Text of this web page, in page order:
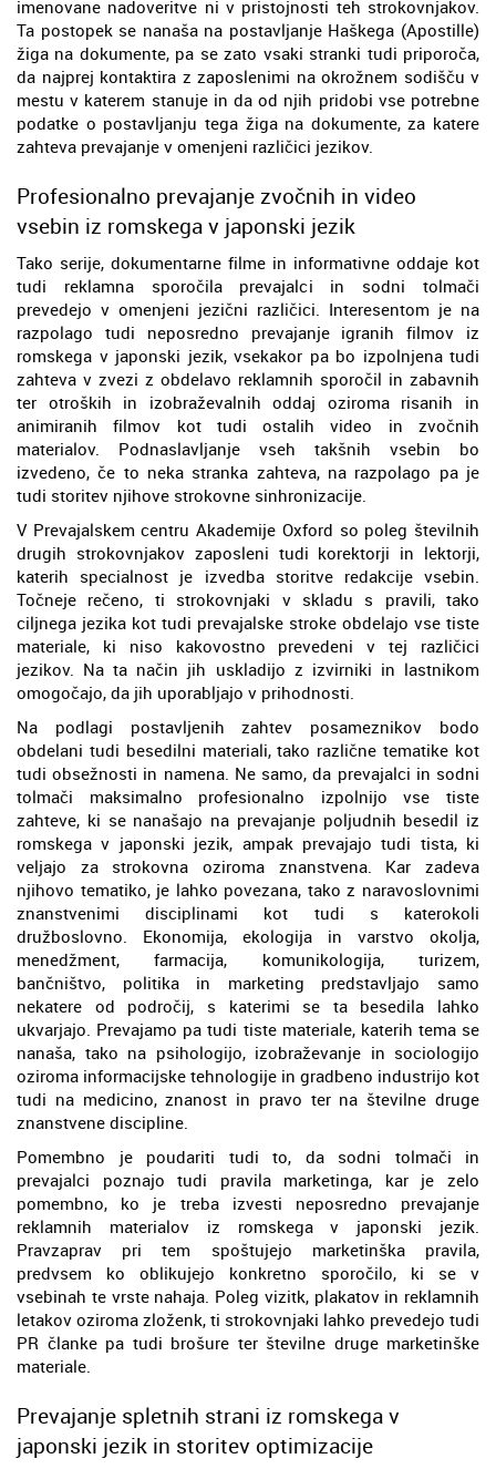
imenovane nadoveritve ni v pristojnosti teh strokovnjakov.
Ta postopek se nanaša na postavljanje Haškega (Apostille)
žiga na dokumente, pa se zato vsaki stranki tudi priporoča,
da najprej kontaktira z zaposlenimi na okrožnem sodišču v
mestu v katerem stanuje in da od njih pridobi vse potrebne
podatke o postavljanju tega žiga na dokumente, za katere
zahteva prevajanje v omenjeni različici jezikov.
Profesionalno prevajanje zvočnih in video
vsebin iz romskega v japonski jezik
Tako serije, dokumentarne filme in informativne oddaje kot
tudi reklamna sporočila prevajalci in sodni tolmači
prevedejo v omenjeni jezični različici. Interesentom je na
razpolago tudi neposredno prevajanje igranih filmov iz
romskega v japonski jezik, vsekakor pa bo izpolnjena tudi
zahteva v zvezi z obdelavo reklamnih sporočil in zabavnih
ter otroških in izobraževalnih oddaj oziroma risanih in
animiranih filmov kot tudi ostalih video in zvočnih
materialov. Podnaslavljanje vseh takšnih vsebin bo
izvedeno, če to neka stranka zahteva, na razpolago pa je
tudi storitev njihove strokovne sinhronizacije.
V Prevajalskem centru Akademije Oxford so poleg številnih
drugih strokovnjakov zaposleni tudi korektorji in lektorji,
katerih specialnost je izvedba storitve redakcije vsebin.
Točneje rečeno, ti strokovnjaki v skladu s pravili, tako
ciljnega jezika kot tudi prevajalske stroke obdelajo vse tiste
materiale, ki niso kakovostno prevedeni v tej različici
jezikov. Na ta način jih uskladijo z izvirniki in lastnikom
omogočajo, da jih uporabljajo v prihodnosti.
Na podlagi postavljenih zahtev posameznikov bodo
obdelani tudi besedilni materiali, tako različne tematike kot
tudi obsežnosti in namena. Ne samo, da prevajalci in sodni
tolmači maksimalno profesionalno izpolnijo vse tiste
zahteve, ki se nanašajo na prevajanje poljudnih besedil iz
romskega v japonski jezik, ampak prevajajo tudi tista, ki
veljajo za strokovna oziroma znanstvena. Kar zadeva
njihovo tematiko, je lahko povezana, tako z naravoslovnimi
znanstvenimi disciplinami kot tudi s katerokoli
družboslovno. Ekonomija, ekologija in varstvo okolja,
menedžment, farmacija, komunikologija, turizem,
bančništvo, politika in marketing predstavljajo samo
nekatere od področij, s katerimi se ta besedila lahko
ukvarjajo. Prevajamo pa tudi tiste materiale, katerih tema se
nanaša, tako na psihologijo, izobraževanje in sociologijo
oziroma informacijske tehnologije in gradbeno industrijo kot
tudi na medicino, znanost in pravo ter na številne druge
znanstvene discipline.
Pomembno je poudariti tudi to, da sodni tolmači in
prevajalci poznajo tudi pravila marketinga, kar je zelo
pomembno, ko je treba izvesti neposredno prevajanje
reklamnih materialov iz romskega v japonski jezik.
Pravzaprav pri tem spoštujejo marketinška pravila,
predvsem ko oblikujejo konkretno sporočilo, ki se v
vsebinah te vrste nahaja. Poleg vizitk, plakatov in reklamnih
letakov oziroma zloženk, ti strokovnjaki lahko prevedejo tudi
PR članke pa tudi brošure ter številne druge marketinške
materiale.
Prevajanje spletnih strani iz romskega v
japonski jezik in storitev optimizacije